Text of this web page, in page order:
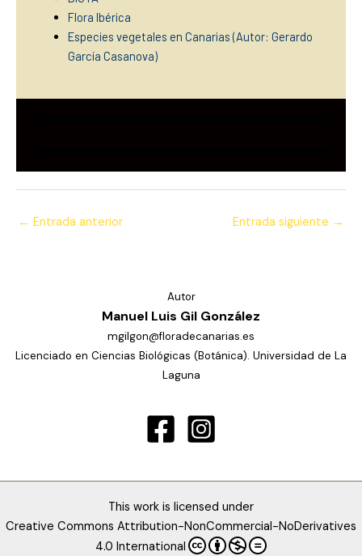
Flora Ibérica
Especies vegetales en Canarias (Autor: Gerardo
García Casanova)
← Entrada anterior Entrada siguiente →
Autor
Manuel Luis Gil González
mgilgon@floradecanarias.es
Licenciado en Ciencias Biológicas (Botánica). Universidad de La
Laguna
This work is licensed under
Creative Commons Attribution-NonCommercial-NoDerivatives
4.0 International